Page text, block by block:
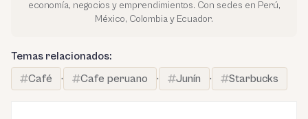
economía, negocios y emprendimientos. Con sedes en Perú,
México, Colombia y Ecuador.
Temas relacionados:
Café
· Cafe peruano · Junín · Starbucks